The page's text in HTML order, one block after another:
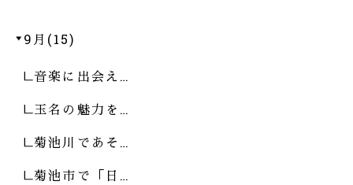
9月(15)
音楽に出会え…
玉名の魅力を…
菊池川であそ…
菊池市で「日…